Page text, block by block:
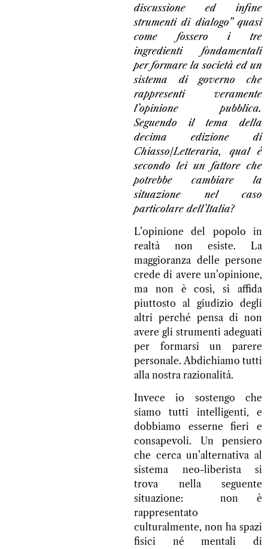
discussione ed infine
strumenti di dialogo” quasi
come fossero i tre
ingredienti fondamentali
per formare la società ed un
sistema di governo che
rappresenti veramente
l’opinione pubblica.
Seguendo il tema della
decima edizione di
Chiasso/Letteraria, qual è
secondo lei un fattore che
potrebbe cambiare la
situazione nel caso
particolare dell’Italia?
L’opinione del popolo in
realtà non esiste. La
maggioranza delle persone
crede di avere un’opinione,
ma non è così, si affida
piuttosto al giudizio degli
altri perché pensa di non
avere gli strumenti adeguati
per formarsi un parere
personale. Abdichiamo tutti
alla nostra razionalità.
Invece io sostengo che
siamo tutti intelligenti, e
dobbiamo esserne fieri e
consapevoli. Un pensiero
che cerca un’alternativa al
sistema neo-liberista si
trova nella seguente
situazione: non è
rappresentato
culturalmente, non ha spazi
fisici né mentali di